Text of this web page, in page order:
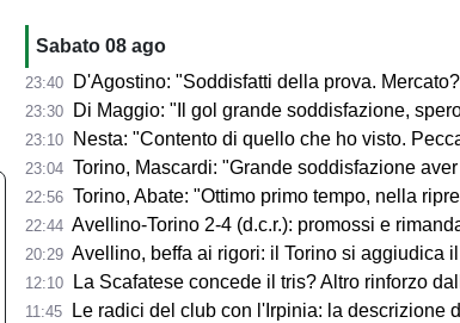
Sabato 08 ago
23:40 D'Agostino: "Soddisfatti della prova. Mercato? C'è qualcosa con il Catania,
23:30 Di Maggio: "Il gol grande soddisfazione, spero di continuare così.
23:10 Nesta: "Contento di quello che ho visto. Peccato perchè vincere aiuta a vincere.
23:04 Torino, Mascardi: "Grande soddisfazione aver parato tre rigori su quattro.
22:56 Torino, Abate: "Ottimo primo tempo, nella ripresa ho provato altre
22:44 Avellino-Torino 2-4 (d.c.r.): promossi e rimandati
20:29 Avellino, beffa ai rigori: il Torino si aggiudica il
12:10 La Scafatese concede il tris? Altro rinforzo
11:45 Le radici del club con l'Irpinia: la descrizione